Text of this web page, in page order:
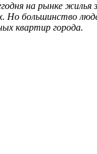
на рынке жилья
Но большинство
квартир города.